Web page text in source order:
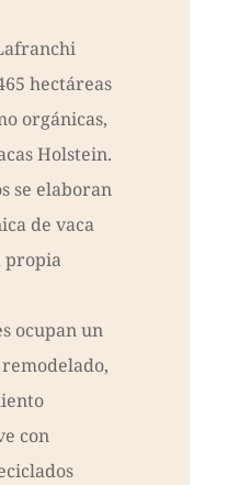
hectáreas
orgánicas,
Holstein.
se elaboran
de vaca
propia
ocupan un
con